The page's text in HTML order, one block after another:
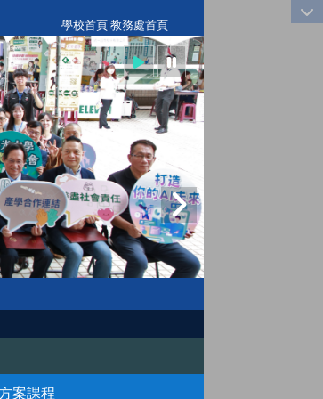
學校首頁|教務處首頁
案課程